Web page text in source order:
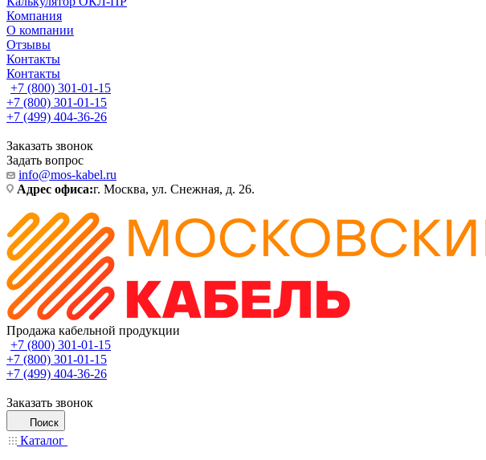
Компания
О компании
Отзывы
Контакты
Контакты
+7 (800) 301-01-15
+7 (800) 301-01-15
+7 (499) 404-36-26
Заказать звонок
Задать вопрос
info@mos-kabel.ru
Адрес офиса:г. Москва, ул. Снежная, д. 26.
Продажа кабельной продукции
+7 (800) 301-01-15
+7 (800) 301-01-15
+7 (499) 404-36-26
Заказать звонок
Поиск
Каталог